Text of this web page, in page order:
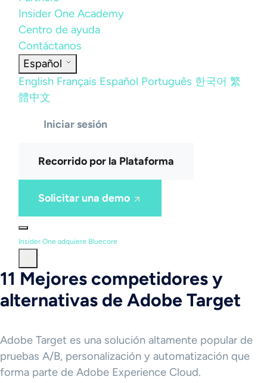
Insider One Academy
Centro de ayuda
Contáctanos
Español
English Français Español Português 한국어 繁
體中文
Iniciar sesión
Recorrido por la Plataforma
Solicitar una demo
Insider One adquiere Bluecore
11 Mejores competidores y
alternativas de Adobe Target
Adobe Target es una solución altamente popular de
pruebas A/B, personalización y automatización que
forma parte de Adobe Experience Cloud.